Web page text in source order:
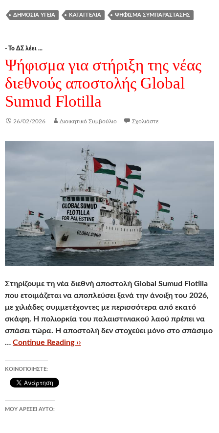
ΔΗΜΌΣΙΑ ΥΓΕΊΑ ΚΑΤΑΓΓΕΛΊΑ ΨΉΦΙΣΜΑ ΣΥΜΠΑΡΆΣΤΑΣΗΣ
- Το ΔΣ λέει ...
Ψήφισμα για στήριξη της νέας
διεθνούς αποστολής Global
Sumud Flotilla
26/02/2026 Διοικητικό Συμβούλιο Σχολιάστε
Στηρίζουμε τη νέα διεθνή αποστολή Global Sumud Flotilla
που ετοιμάζεται να αποπλεύσει ξανά την άνοιξη του 2026,
με χιλιάδες συμμετέχοντες με περισσότερα από εκατό
σκάφη. Η πολιορκία του παλαιστινιακού λαού πρέπει να
σπάσει τώρα. Η αποστολή δεν στοχεύει μόνο στο σπάσιμο
… Continue Reading ››
ΚΟΙΝΟΠΟΙΉΣΤΕ:
ΜΟΥ ΑΡΈΣΕΙ ΑΥΤΌ: